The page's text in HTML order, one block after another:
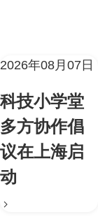
2026年08月07日
科技小学堂
多方协作倡
议在上海启
动